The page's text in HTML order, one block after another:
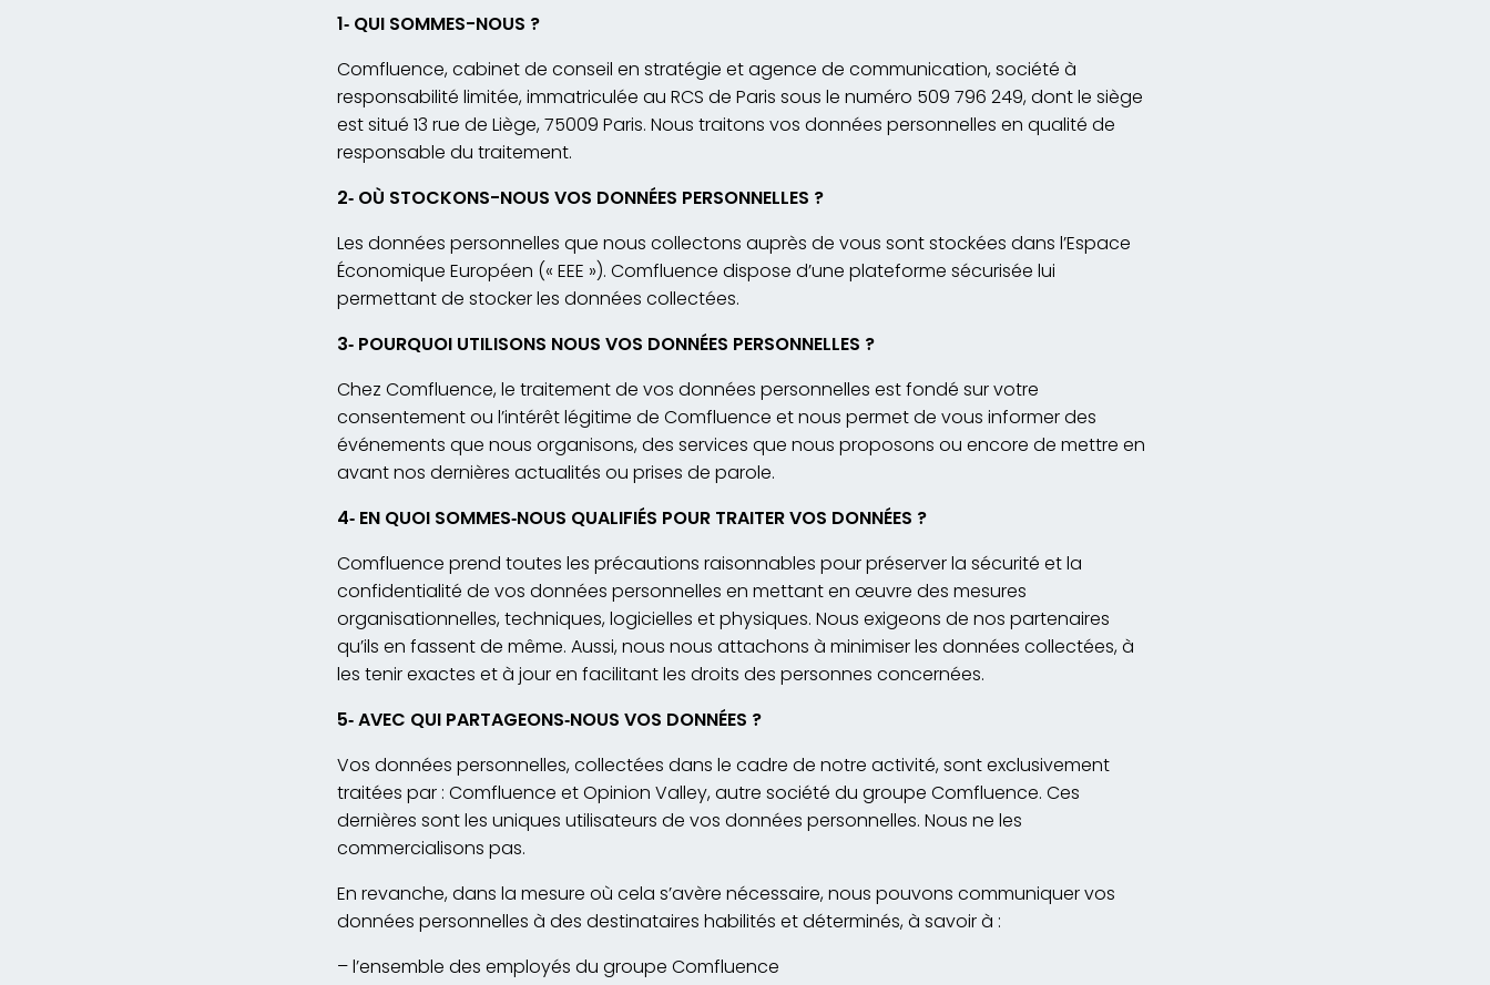
1‐ QUI SOMMES-NOUS ?
Comfluence, cabinet de conseil en stratégie et agence de communication, société à
responsabilité limitée, immatriculée au RCS de Paris sous le numéro 509 796 249, dont le siège
est situé 13 rue de Liège, 75009 Paris. Nous traitons vos données personnelles en qualité de
responsable du traitement.
2‐ OÙ STOCKONS-NOUS VOS DONNÉES PERSONNELLES ?
Les données personnelles que nous collectons auprès de vous sont stockées dans l’Espace
Économique Européen (« EEE »). Comfluence dispose d’une plateforme sécurisée lui
permettant de stocker les données collectées.
3‐ POURQUOI UTILISONS NOUS VOS DONNÉES PERSONNELLES ?
Chez Comfluence, le traitement de vos données personnelles est fondé sur votre
consentement ou l’intérêt légitime de Comfluence et nous permet de vous informer des
événements que nous organisons, des services que nous proposons ou encore de mettre en
avant nos dernières actualités ou prises de parole.
4‐ EN QUOI SOMMES‐NOUS QUALIFIÉS POUR TRAITER VOS DONNÉES ?
Comfluence prend toutes les précautions raisonnables pour préserver la sécurité et la
confidentialité de vos données personnelles en mettant en œuvre des mesures
organisationnelles, techniques, logicielles et physiques. Nous exigeons de nos partenaires
qu’ils en fassent de même. Aussi, nous nous attachons à minimiser les données collectées, à
les tenir exactes et à jour en facilitant les droits des personnes concernées.
5‐AVEC QUI PARTAGEONS‐NOUS VOS DONNÉES ?
Vos données personnelles, collectées dans le cadre de notre activité, sont exclusivement
traitées par : Comfluence et Opinion Valley, autre société du groupe Comfluence. Ces
dernières sont les uniques utilisateurs de vos données personnelles. Nous ne les
commercialisons pas.
En revanche, dans la mesure où cela s’avère nécessaire, nous pouvons communiquer vos
données personnelles à des destinataires habilités et déterminés, à savoir à :
– l’ensemble des employés du groupe Comfluence